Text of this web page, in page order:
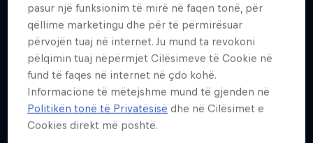
pasur një funksionim të mirë në faqen tonë, për
qëllime marketingu dhe për të përmirësuar
përvojën tuaj në internet. Ju mund ta revokoni
pëlqimin tuaj nëpërmjet Cilësimeve të Cookie në
fund të faqes në internet në çdo kohë.
Informacione të mëtejshme mund të gjenden në
Politikën tonë të Privatësisë dhe në Cilësimet e
Cookies direkt më poshtë.